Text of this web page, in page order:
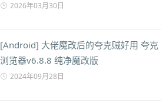
2026年03月30日
[Android] 大佬魔改后的夸克贼好用 夸克
浏览器v6.8.8 纯净魔改版
2024年09月28日